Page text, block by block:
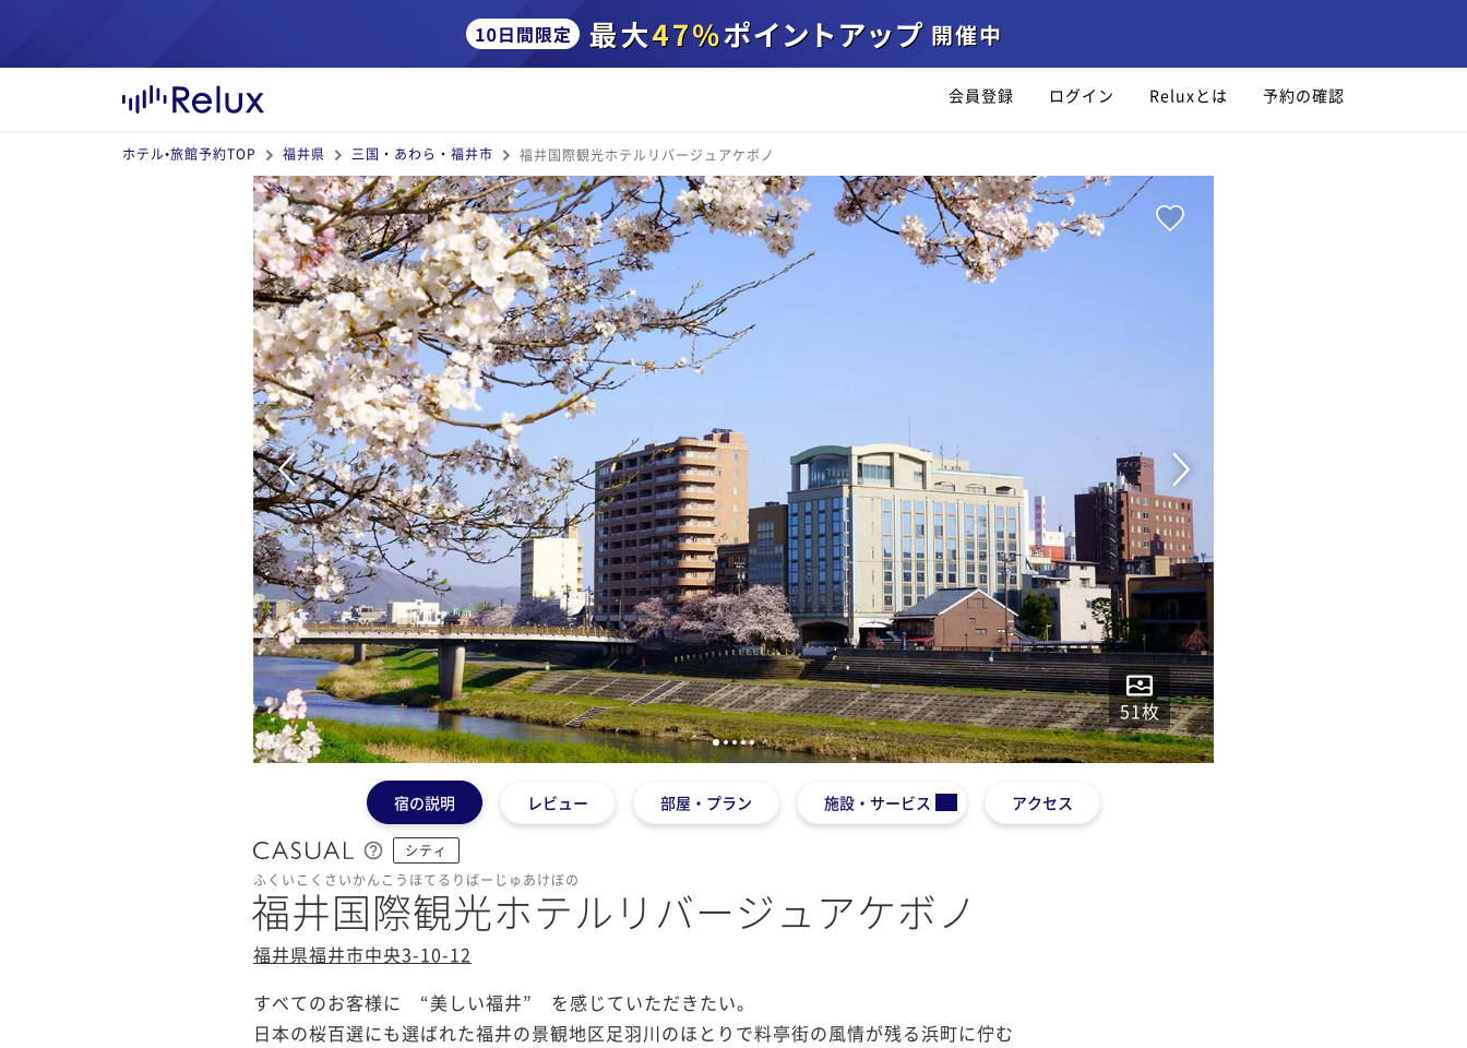
会員登録 ログイン Reluxとは 予約の確認
ホテル•旅館予約TOP 福井県 三国・あわら・福井市 福井国際観光ホテルリバージュアケボノ
51枚
1 2345
宿の説明 レビュー 部屋・プラン 施設・サービス アクセス
シティ
ふくいこくさいかんこうほてるりばーじゅあけぼの
福井国際観光ホテルリバージュアケボノ
福井県福井市中央3-10-12
すべてのお客様に　“美しい福井”　を感じていただきたい。
日本の桜百選にも選ばれた福井の景観地区足羽川のほとりで料亭街の風情が残る浜町に佇む